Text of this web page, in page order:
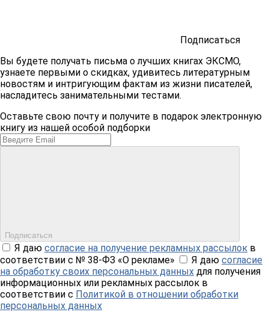
Подписаться
Вы будете получать письма о лучших книгах ЭКСМО,
узнаете первыми о скидках, удивитесь литературным
новостям и интригующим фактам из жизни писателей,
насладитесь занимательными тестами.
Оставьте свою почту и получите в подарок электронную
книгу из нашей особой подборки
Подписаться
Я даю согласие на получение рекламных рассылок в
соответствии с № 38-ФЗ «О рекламе»
Я даю согласие
на обработку своих персональных данных для получения
информационных или рекламных рассылок в
соответствии с Политикой в отношении обработки
персональных данных